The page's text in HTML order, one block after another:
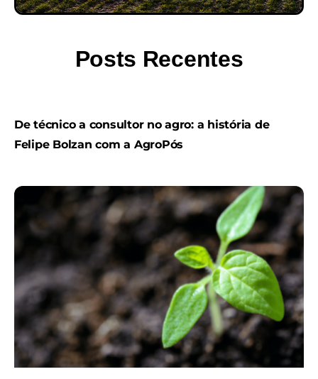
Posts Recentes
De técnico a consultor no agro: a história de
Felipe Bolzan com a AgroPós